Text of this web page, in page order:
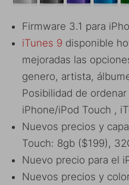
Firmware 3.1 para
iTunes 9 disponible
mejoradas las
genero, artista,
Posibilidad de
iPhone/iPod Touch ,
Nuevos precios y
Touch: 8gb ($199),
Nuevo precio para el
Nuevos precios y